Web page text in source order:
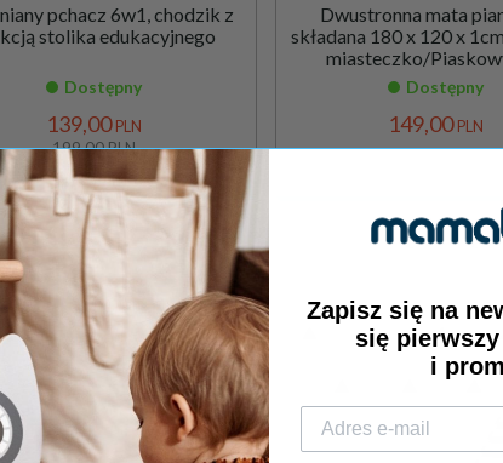
pchacz 6w1, chodzik z
stolika edukacyjnego
Dostępny
139,00 PLN
199,00 PLN
cena produktu z 30 dni przed obniżką:
119.00 PLN
Dwustronna mata
składana 180 x 120 x
miasteczko/
Dostępny
149,00 PLN
Zapisz się na
się
i